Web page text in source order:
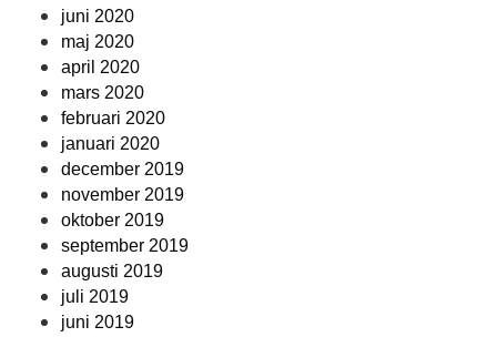
juni 2020
maj 2020
april 2020
mars 2020
februari 2020
januari 2020
december 2019
november 2019
oktober 2019
september 2019
augusti 2019
juli 2019
juni 2019